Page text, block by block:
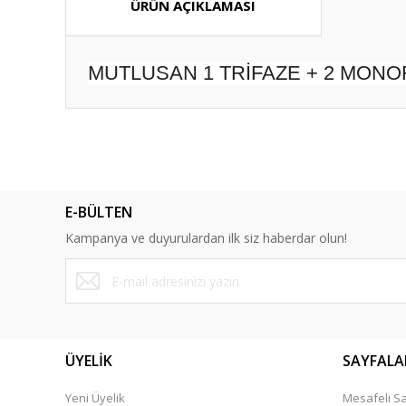
ÜRÜN AÇIKLAMASI
MUTLUSAN 1 TRİFAZE + 2
Ürün bilgilerinde hatalar bulunuyor.
Ürün fiyatı diğer sitelerden daha pahalı.
Bu ürüne benzer farklı alternatifler olmalı.
E-BÜLTEN
Kampanya ve duyurulardan ilk siz haberdar olun!
ÜYELİK
Yeni Üyelik Mesafeli